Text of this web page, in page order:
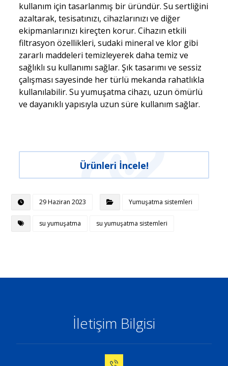
kullanım için tasarlanmış bir üründür. Su sertliğini
azaltarak, tesisatınızı, cihazlarınızı ve diğer
ekipmanlarınızı kireçten korur. Cihazın etkili
filtrasyon özellikleri, sudaki mineral ve klor gibi
zararlı maddeleri temizleyerek daha temiz ve
sağlıklı su kullanımı sağlar. Şık tasarımı ve sessiz
çalışması sayesinde her türlü mekanda rahatlıkla
kullanılabilir. Su yumuşatma cihazı, uzun ömürlü
ve dayanıklı yapısıyla uzun süre kullanım sağlar.
Ürünleri İncele!
29 Haziran 2023 Yumuşatma sistemleri
su yumuşatma su yumuşatma sistemleri
İletişim Bilgisi